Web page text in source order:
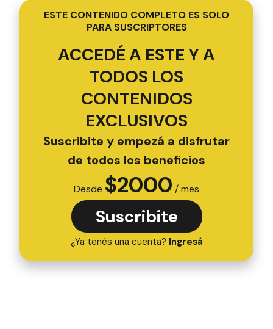
ESTE CONTENIDO COMPLETO ES SOLO
PARA SUSCRIPTORES
ACCEDÉ A ESTE Y A
TODOS LOS
CONTENIDOS
EXCLUSIVOS
Suscribite y empezá a disfrutar
de todos los beneficios
Desde $2000 / mes
Suscribite
¿Ya tenés una cuenta? Ingresá